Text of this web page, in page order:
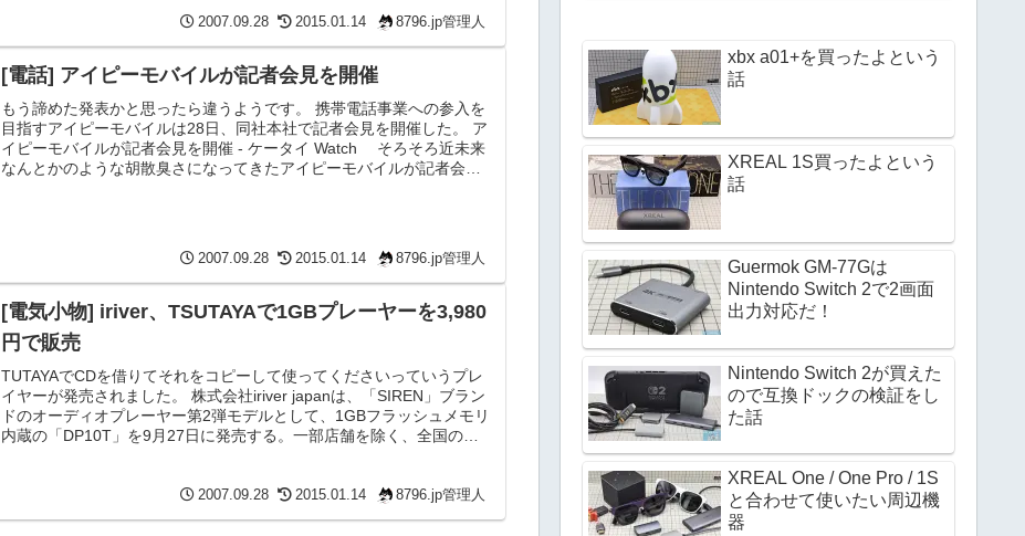
いる。 アップル、iPod touc...2007.09.28 2015.01.14 8796.jp管理人
[電話] アイピーモバイルが記者会見を開催
もう諦めた発表かと思ったら違うようです。 携帯電話事業への参入を
目指すアイピーモバイルは28日、同社本社で記者会見を開催した。 ア
イピーモバイルが記者会見を開催 - ケータイ Watch そろそろ近未来
なんとかのような胡散臭さになってきたアイピーモバイルが記者会見
2007.09.28 2015.01.14 8796.jp管理人
[電気小物] iriver、TSUTAYAで1GBプレーヤーを3,980
円で販売
TUTAYAでCDを借りてそれをコピーして使ってくださいっていうプレ
イヤーが発売されました。 株式会社iriver japanは、「SIREN」ブラン
ドのオーディオプレーヤー第2弾モデルとして、1GBフラッシュメモリ
内蔵の「DP10T」を9月27日に発売する。一部店舗を除く、全国の
販売 - AV Watch PCにそのまま繋げてリムーバブルディスクとし...
2007.09.28 2015.01.14 8796.jp管理人
xbx a01+を買ったよという
話
XREAL 1S買ったよという
話
Guermok GM-77Gは
Nintendo Switch 2で2画面
出力対応だ！
Nintendo Switch 2が買えた
ので互換ドックの検証をし
た話
XREAL One / One Pro / 1S
と合わせて使いたい周辺機
器